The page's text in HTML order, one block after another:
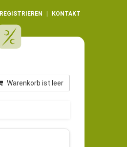
REGISTRIEREN KONTAKT
Warenkorb ist leer